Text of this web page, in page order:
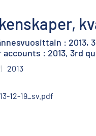
: 2013,
: 2013, 3rd
2013
12-19_sv.pdf